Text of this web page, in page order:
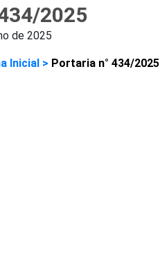
2025
de 2025
Inicial > Portaria n° 434/2025